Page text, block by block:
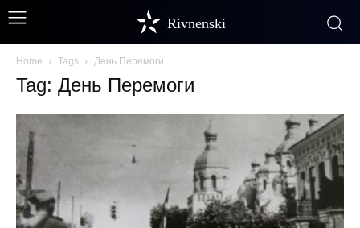
Rivnenski
Home Tags День Перемоги
Tag: День Перемоги